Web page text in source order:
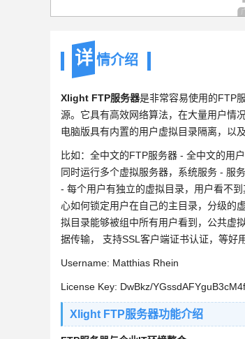
详 情介绍
Xlight FTP服务器是非常容易使用的FTP
源。它具有高效网络算法，在大量用户情
电脑版具有内置的用户虚拟目录隔离，以
比如：全中文的FTP服务器 - 全中文的用
同时运行多个虚拟服务器，系统服务 - 服
- 每个用户有独立的虚拟目录，用户看不
心如何锁定用户在自己的主目录，分级的
拟目录能够被组中所有用户看到，公共虚
据传输， 支持SSL客户端证书认证，等好
Username: Matthias Rhein
License Key: DwBkz/
Xlight FTP服务器功能介绍